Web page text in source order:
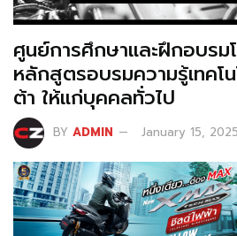
ศูนย์การศึกษาและฝึกอบรม
หลักสูตรอบรมความรู้เทคโ
ต้า ให้แก่บุคคลทั่วไป
BY ADMIN January 15, 2025